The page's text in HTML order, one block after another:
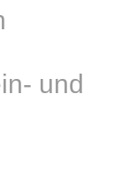
und